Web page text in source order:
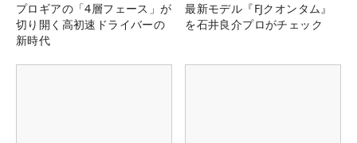
プロギアの「4層フェース」が
切り開く高初速ドライバーの
新時代
最新モデル『FJクオンタム』
を石井良介プロがチェック